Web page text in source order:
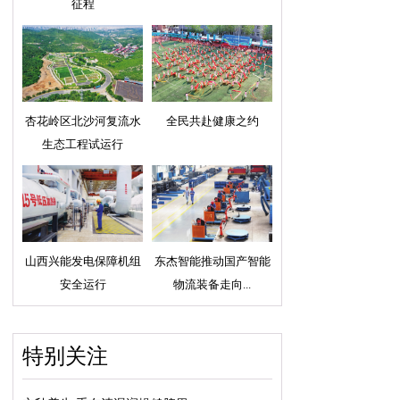
征程
杏花岭区北沙河复流水
生态工程试运行
全民共赴健康之约
山西兴能发电保障机组
安全运行
东杰智能推动国产智能
物流装备走向...
特别关注